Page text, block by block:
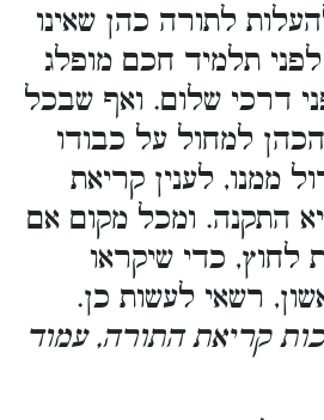
לתורה כהן שאינו
תלמיד חכם מופלג
דרכי שלום. ואף שבכל
למחול על כבודו
ממנו, לענין קריאת
התקנה. ומכל מקום אם
לחוץ, כדי שיקראו
רשאי לעשות כן.
קריאת התורה, עמוד